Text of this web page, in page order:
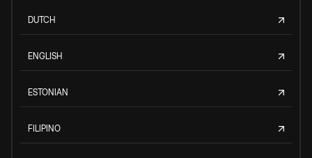
DUTCH
ENGLISH
ESTONIAN
FILIPINO